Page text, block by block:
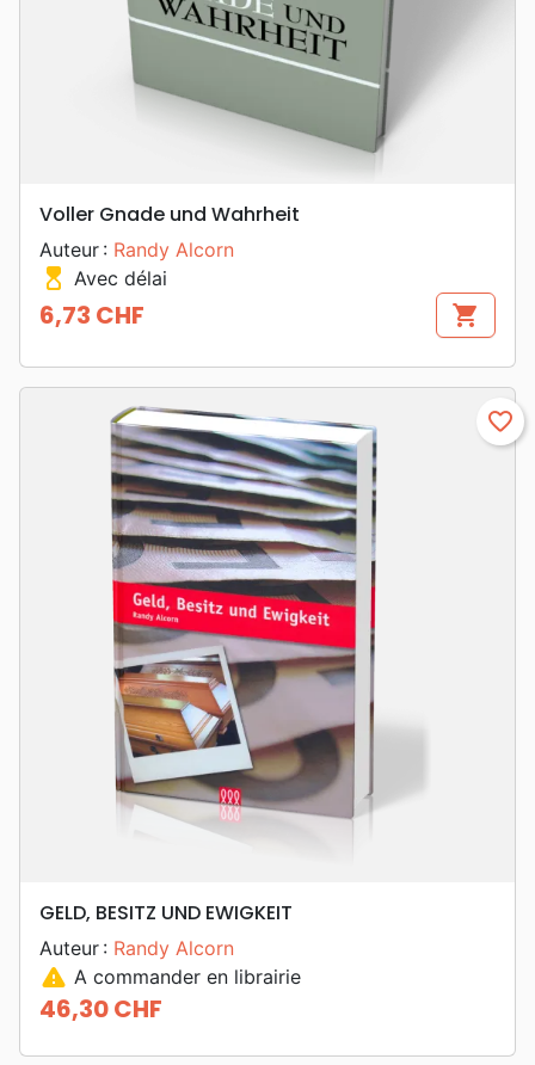
Voller Gnade und Wahrheit
Auteur : Randy Alcorn
hourglass_top Avec délai
Prix
6,73 CHF shopping_cart
favorite_border
GELD, BESITZ UND EWIGKEIT
Auteur : Randy Alcorn
warning A commander en librairie
Prix
46,30 CHF